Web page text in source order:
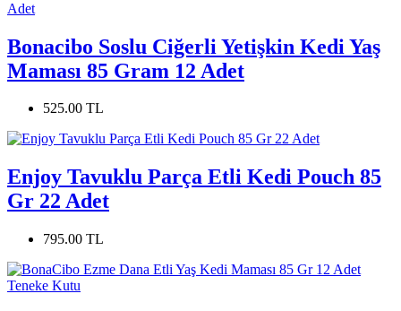
Bonacibo Soslu Ciğerli Yetişkin Kedi Yaş
Maması 85 Gram 12 Adet
525.00 TL
Enjoy Tavuklu Parça Etli Kedi Pouch 85
Gr 22 Adet
795.00 TL